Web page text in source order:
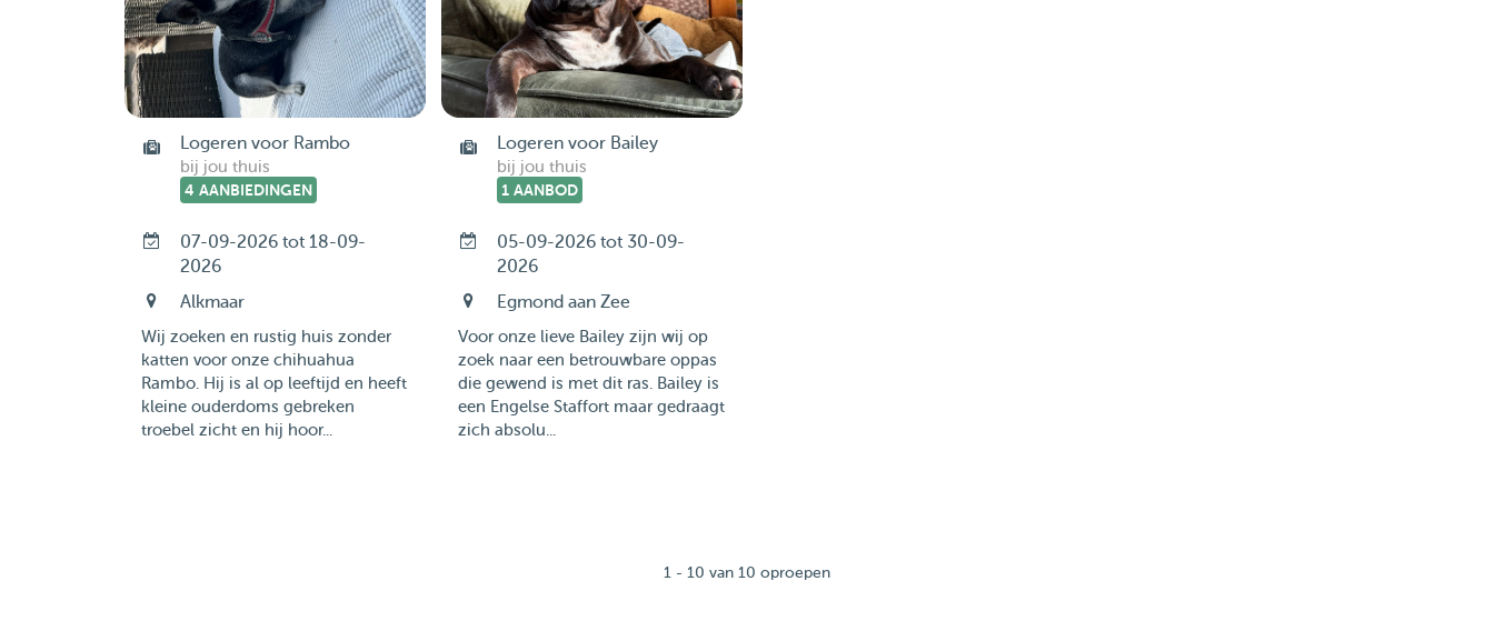
Logeren voor Rambo
bij jou thuis
4 AANBIEDINGEN
07-09-2026 tot 18-09-
2026
Alkmaar
Wij zoeken en rustig huis zonder
katten voor onze chihuahua
Rambo. Hij is al op leeftijd en heeft
kleine ouderdoms gebreken
troebel zicht en hij hoor...
Logeren voor Bailey
bij jou thuis
1 AANBOD
05-09-2026 tot 30-09-
2026
Egmond aan Zee
Voor onze lieve Bailey zijn wij op
zoek naar een betrouwbare oppas
die gewend is met dit ras. Bailey is
een Engelse Staffort maar gedraagt
zich absolu...
1 - 10 van 10 oproepen